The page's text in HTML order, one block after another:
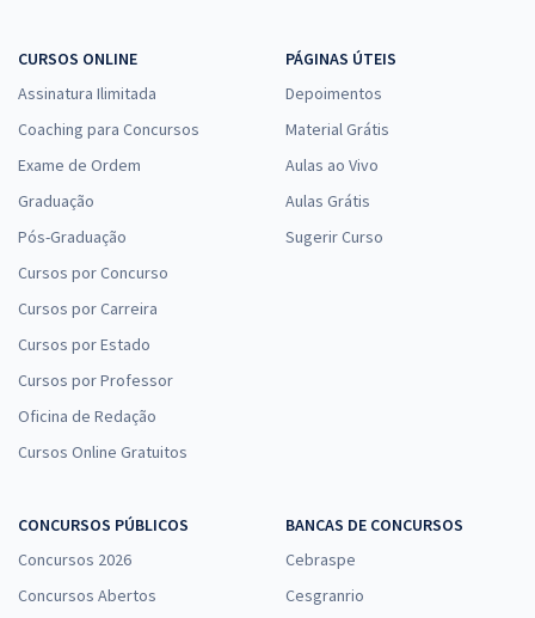
CURSOS ONLINE
Assinatura Ilimitada
Coaching para Concursos
Exame de Ordem
Graduação
Pós-Graduação
Cursos por Concurso
Cursos por Carreira
Cursos por Estado
Cursos por Professor
Oficina de Redação
Cursos Online Gratuitos
PÁGINAS ÚTEIS
Depoimentos
Material Grátis
Aulas ao Vivo
Aulas Grátis
Sugerir Curso
CONCURSOS PÚBLICOS
Concursos 2026
Concursos Abertos
BANCAS DE CONCURSOS
Cebraspe
Cesgranrio